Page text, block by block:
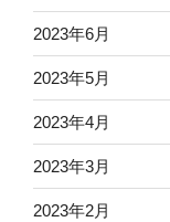
2023年6月
2023年5月
2023年4月
2023年3月
2023年2月